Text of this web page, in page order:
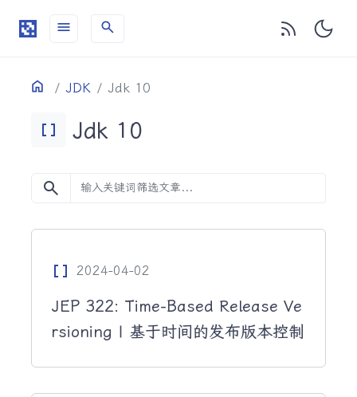
menu search
Home JDK Jdk 10
目录
Data_Array Jdk 10
search
Data_Array 2024-04-02
JEP 322: Time-Based Release Ve
rsioning | 基于时间的发布版本控制